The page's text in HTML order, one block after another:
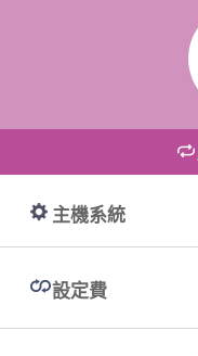
主機系統
設定費